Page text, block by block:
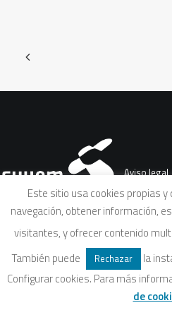
Aviso legal
Este sitio usa cookies propias
navegación, obtener información,
visitantes, y ofrecer contenido
También puede
Rechazar
la
Configurar cookies. Para más
de